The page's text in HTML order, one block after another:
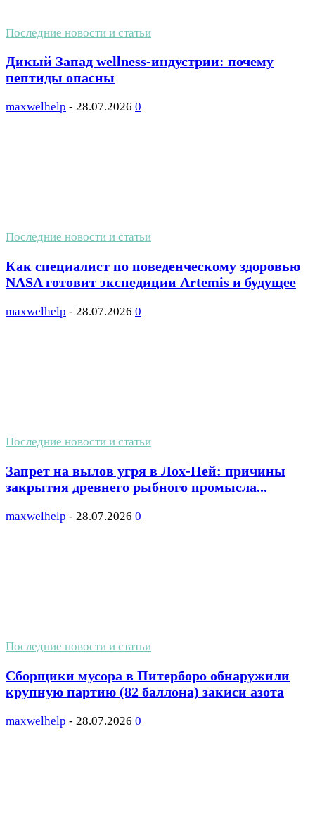
Последние новости и статьи
Дикый Запад wellness-индустрии: почему
пептиды опасны
maxwelhelp - 28.07.2026 0
Последние новости и статьи
Как специалист по поведенческому здоровью
NASA готовит экспедиции Artemis и будущее
maxwelhelp - 28.07.2026 0
Последние новости и статьи
Запрет на вылов угря в Лох-Ней: причины
закрытия древнего рыбного промысла...
maxwelhelp - 28.07.2026 0
Последние новости и статьи
Сборщики мусора в Питерборо обнаружили
крупную партию (82 баллона) закиси азота
maxwelhelp - 28.07.2026 0